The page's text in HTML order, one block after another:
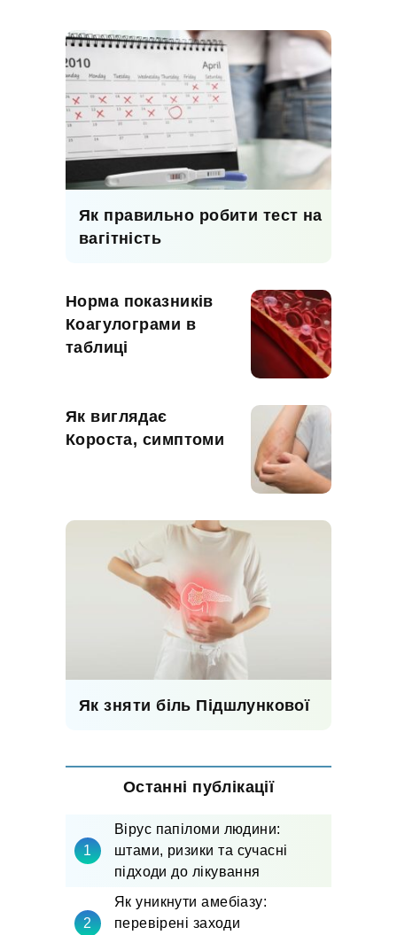
Як правильно робити тест на
вагітність
Норма показників
Коагулограми в
таблиці
Як виглядає
Короста, симптоми
Як зняти біль Підшлункової
Останні публікації
Вірус папіломи людини:
штами, ризики та сучасні
підходи до лікування
Як уникнути амебіазу:
перевірені заходи